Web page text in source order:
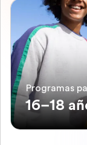
Programas
16–18